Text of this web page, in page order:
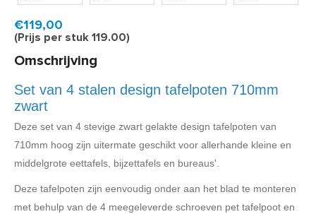
Snel in huis, 1 á 2 werkdagen
€119,00
(Prijs per stuk 119.00)
Omschrijving
Set van 4 stalen design tafelpoten 710mm
zwart
Deze set van 4 stevige zwart gelakte design tafelpoten van
710mm hoog zijn uitermate geschikt voor allerhande kleine en
middelgrote eettafels, bijzettafels en bureaus'.
Deze tafelpoten zijn eenvoudig onder aan het blad te monteren
met behulp van de 4 meegeleverde schroeven pet tafelpoot en